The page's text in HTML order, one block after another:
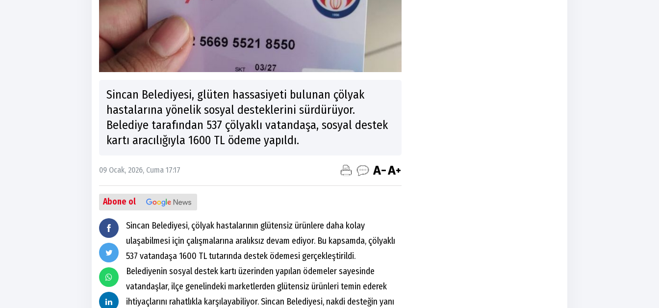
Sincan Belediyesi, glüten hassasiyeti bulunan çölyak
hastalarına yönelik sosyal desteklerini sürdürüyor.
Belediye tarafından 537 çölyaklı vatandaşa, sosyal destek
kartı aracılığıyla 1600 TL ödeme yapıldı.
09 Ocak, 2026, Cuma 17:17
Abone ol
Sincan Belediyesi, çölyak hastalarının glütensiz ürünlere daha kolay
ulaşabilmesi için çalışmalarına aralıksız devam ediyor. Bu kapsamda, çölyaklı
537 vatandaşa 1600 TL tutarında destek ödemesi gerçekleştirildi.
Belediyenin sosyal destek kartı üzerinden yapılan ödemeler sayesinde
vatandaşlar, ilçe genelindeki marketlerden glütensiz ürünleri temin ederek
ihtiyaçlarını rahatlıkla karşılayabiliyor. Sincan Belediyesi, nakdi desteğin yanı